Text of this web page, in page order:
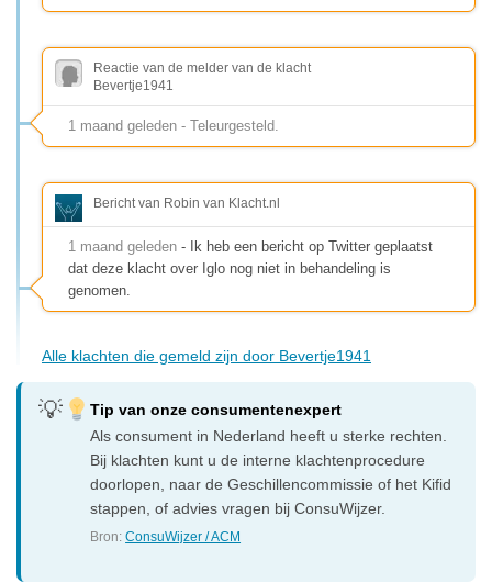
Reactie van de melder van de klacht
Bevertje1941
1 maand geleden - Teleurgesteld.
Bericht van Robin van Klacht.nl
1 maand geleden - Ik heb een bericht op Twitter geplaatst
dat deze klacht over Iglo nog niet in behandeling is
genomen.
Alle klachten die gemeld zijn door Bevertje1941
Tip van onze consumentenexpert
Als consument in Nederland heeft u sterke rechten.
Bij klachten kunt u de interne klachtenprocedure
doorlopen, naar de Geschillencommissie of het Kifid
stappen, of advies vragen bij ConsuWijzer.
Bron:ConsuWijzer / ACM